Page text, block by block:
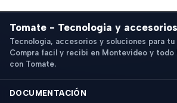
Tomate - Tecnologia y accesorios
Tecnologia, accesorios y soluciones para tu
Compra facil y recibi en Montevideo y todo
con Tomate.
DOCUMENTACIÓN